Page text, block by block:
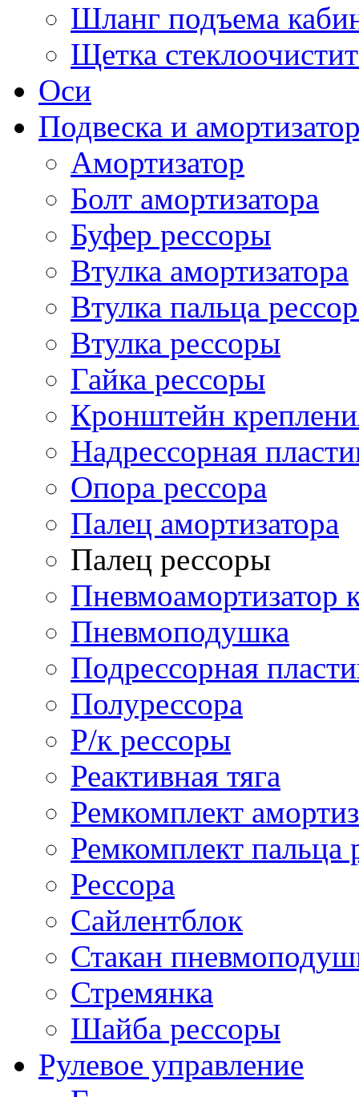
Шланг подъема
Щетка
Оси
Подвеска и
Амортизатор
Болт амортизатора
Буфер рессоры
Втулка амортизатора
Втулка пальца
Втулка рессоры
Гайка рессоры
Кронштейн
Надрессорная
Опора рессора
Палец амортизатора
Палец рессоры
Пневмоамортизатор
Пневмоподушка
Подрессорная
Полурессора
Р/к рессоры
Реактивная тяга
Ремкомплект
Ремкомплект пальца
Рессора
Сайлентблок
Стакан
Стремянка
Шайба рессоры
Рулевое управление